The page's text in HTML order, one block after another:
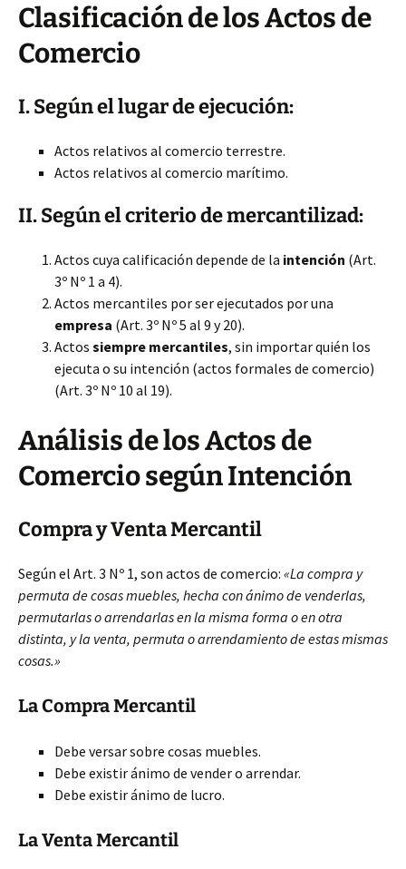
Clasificación de los Actos de
Comercio
I. Según el lugar de ejecución:
Actos relativos al comercio terrestre.
Actos relativos al comercio marítimo.
II. Según el criterio de mercantilizad:
Actos cuya calificación depende de la intención (Art.
3º Nº 1 a 4).
Actos mercantiles por ser ejecutados por una
empresa (Art. 3º Nº 5 al 9 y 20).
Actos siempre mercantiles, sin importar quién los
ejecuta o su intención (actos formales de comercio)
(Art. 3º Nº 10 al 19).
Análisis de los Actos de
Comercio según Intención
Compra y Venta Mercantil
Según el Art. 3 Nº 1, son actos de comercio: «La compra y
permuta de cosas muebles, hecha con ánimo de venderlas,
permutarlas o arrendarlas en la misma forma o en otra
distinta, y la venta, permuta o arrendamiento de estas mismas
cosas.»
La Compra Mercantil
Debe versar sobre cosas muebles.
Debe existir ánimo de vender o arrendar.
Debe existir ánimo de lucro.
La Venta Mercantil